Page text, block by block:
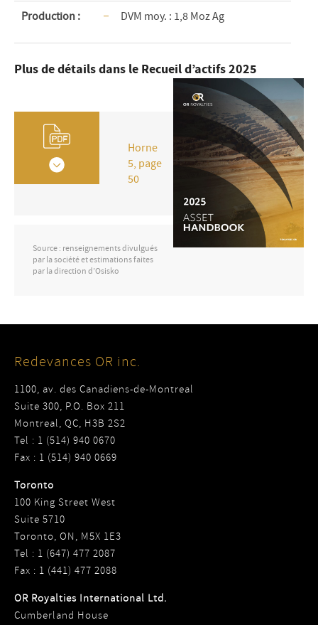
Production : DVM moy. : 1,8 Moz Ag
Plus de détails dans le Recueil d’actifs 2025
Horne
5, page
50
Source : renseignements divulgués
par la société et estimations faites
par la direction d’Osisko
Redevances OR inc.
1100, av. des Canadiens-de-Montreal
Suite 300, P.O. Box 211
Montreal, QC, H3B 2S2
Tel : 1 (514) 940 0670
Fax : 1 (514) 940 0669
Toronto
100 King Street West
Suite 5710
Toronto, ON, M5X 1E3
Tel : 1 (647) 477 2087
Fax : 1 (441) 477 2088
OR Royalties International Ltd.
Cumberland House